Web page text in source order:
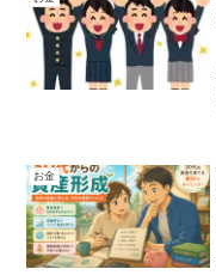
お金